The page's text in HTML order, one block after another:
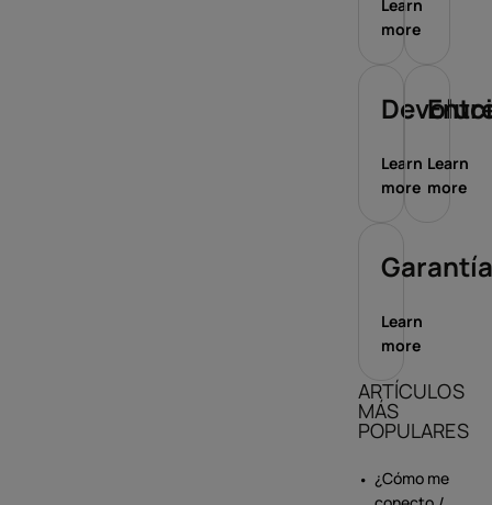
Learn
more
Learn
more
Learn
more
Learn
more
ARTÍCULOS
MÁS
POPULARES
¿Cómo me